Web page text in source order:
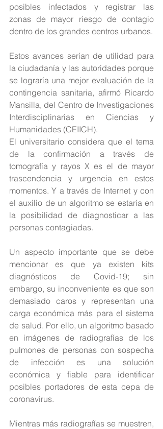
posibles infectados y registrar las
zonas de mayor riesgo de contagio
dentro de los grandes centros urbanos.
Estos avances serían de utilidad para
la ciudadanía y las autoridades porque
se lograría una mejor evaluación de la
contingencia sanitaria, afirmó Ricardo
Mansilla, del Centro de Investigaciones
Interdisciplinarias en Ciencias y
Humanidades (CEIICH).
El universitario considera que el tema
de la confirmación a través de
tomografía y rayos X es el de mayor
trascendencia y urgencia en estos
momentos. Y a través de Internet y con
el auxilio de un algoritmo se estaría en
la posibilidad de diagnosticar a las
personas contagiadas.
Un aspecto importante que se debe
mencionar es que ya existen kits
diagnósticos de Covid-19; sin
embargo, su inconveniente es que son
demasiado caros y representan una
carga económica más para el sistema
de salud. Por ello, un algoritmo basado
en imágenes de radiografías de los
pulmones de personas con sospecha
de infección es una solución
económica y fiable para identificar
posibles portadores de esta cepa de
coronavirus.
Mientras más radiografías se muestren,